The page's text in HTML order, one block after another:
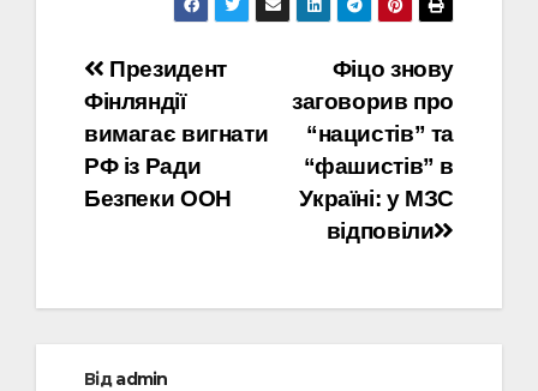
Навігація
записів
Фіцо знову
заговорив про
“нацистів” та
“фашистів” в
Україні: у МЗС
відповіли
Президент
Фінляндії
вимагає вигнати
РФ із Ради
Безпеки ООН
Відadmin